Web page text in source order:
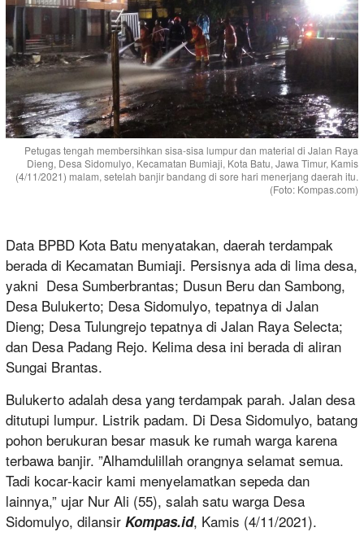
Petugas tengah membersihkan sisa-sisa lumpur dan material di Jalan Raya
Dieng, Desa Sidomulyo, Kecamatan Bumiaji, Kota Batu, Jawa Timur, Kamis
(4/11/2021) malam, setelah banjir bandang di sore hari menerjang daerah itu.
(Foto: Kompas.com)
Data BPBD Kota Batu menyatakan, daerah terdampak
berada di Kecamatan Bumiaji. Persisnya ada di lima desa,
yakni Desa Sumberbrantas; Dusun Beru dan Sambong,
Desa Bulukerto; Desa Sidomulyo, tepatnya di Jalan
Dieng; Desa Tulungrejo tepatnya di Jalan Raya Selecta;
dan Desa Padang Rejo. Kelima desa ini berada di aliran
Sungai Brantas.
Bulukerto adalah desa yang terdampak parah. Jalan desa
ditutupi lumpur. Listrik padam. Di Desa Sidomulyo, batang
pohon berukuran besar masuk ke rumah warga karena
terbawa banjir. ”Alhamdulillah orangnya selamat semua.
Tadi kocar-kacir kami menyelamatkan sepeda dan
lainnya,” ujar Nur Ali (55), salah satu warga Desa
Sidomulyo, dilansir Kompas.id, Kamis (4/11/2021).